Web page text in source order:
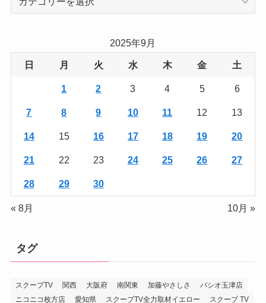
ー
2025年9月
日 月 火 水 木 金 土
1 2 3 4 5 6
7 8 9 10 11 12 13
14 15 16 17 18 19 20
21 22 23 24 25 26 27
28 29 30
« 8月 10月 »
タグ
スクープTV 関西 大阪府 南関東 加藤やさしさ
パシオ玉津店
ニコニコ枚方店
愛知県 スクープTV全力取材イエロー スクープ TV